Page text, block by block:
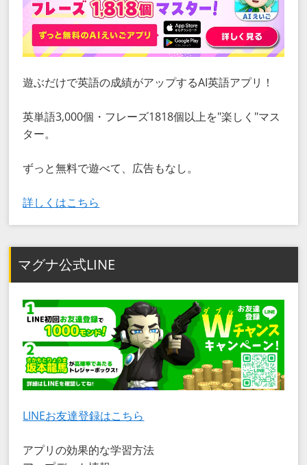
遊ぶだけで英語の成績がアップするAI英語アプリ！
英単語3,000個・フレーズ1818個以上を"楽しく"マス
ター。
ずっと無料で遊べて、広告もなし。
詳しくはこちら
マグナ公式LINE
LINEお友達登録はこちら
アプリの効果的な学習方法